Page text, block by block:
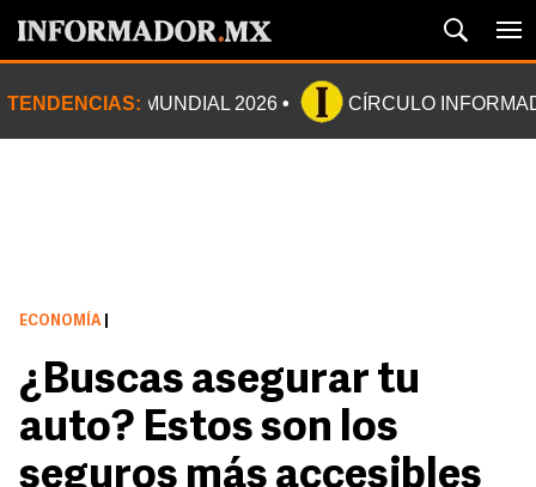
TENDENCIAS: MUNDIAL 2026 CÍRCULO
ECONOMÍA
¿Buscas asegurar tu
auto? Estos son los
seguros más accesibles